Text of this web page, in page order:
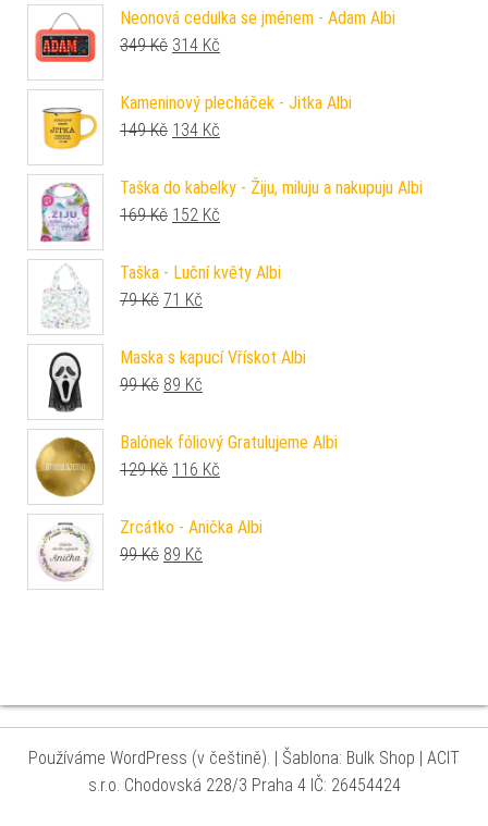
Neonová cedulka se jménem - Adam Albi
349Kč Původní cena byla: 349 Kč.
314 Kč
Kameninový plecháček - Jitka Albi
149Kč Původní cena byla: 149 Kč.
134 Kč
Taška do kabelky - Žiju, miluju a nakupuju Albi
169Kč Původní cena byla: 169 Kč.
152 Kč
Taška - Luční květy Albi
79Kč Původní cena byla: 79 Kč.
71 Kč
Maska s kapucí Vřískot Albi
99Kč Původní cena byla: 99 Kč.
89 Kč
Balónek fóliový Gratulujeme Albi
129Kč Původní cena byla: 129 Kč.
116 Kč
Zrcátko - Anička Albi
99Kč Původní cena byla: 99 Kč.
89 Kč
Používáme WordPress (v češtině). | Šablona: Bulk Shop | ACIT
s.r.o. Chodovská 228/3 Praha 4 IČ: 26454424